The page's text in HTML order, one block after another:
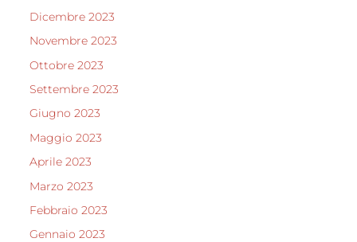
Dicembre 2023
Novembre 2023
Ottobre 2023
Settembre 2023
Giugno 2023
Maggio 2023
Aprile 2023
Marzo 2023
Febbraio 2023
Gennaio 2023